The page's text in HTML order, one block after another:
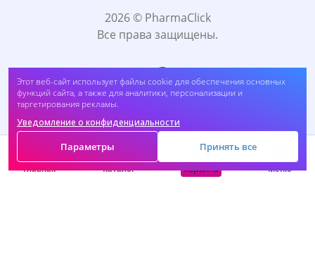
Этот веб-сайт использует файлы cookie для обеспечения основных
функций сайта, а также для аналитики, персонализации и
таргетирования рекламы.
Уведомление о конфиденциальности
Параметры Принять все
2026 © PharmaClick
Все права защищены.
Принимаем к оплате:
Главная Каталог Корзина Меню